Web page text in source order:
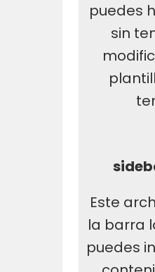
puedes
sin
Este
la barra
puedes